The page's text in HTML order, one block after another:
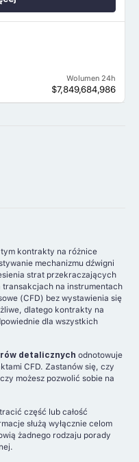
Wolumen 24h
$7,849,684,986
kontrakty na różnice
mechanizmu dźwigni
strat przekraczających
na instrumentach
(CFD) bez wystawienia się
dlatego kontrakty na
dla wszystkich
detalicznych odnotowuje
CFD. Zastanów się, czy
możesz pozwolić sobie na
część lub całość
służą wyłącznie celom
żadnego rodzaju porady